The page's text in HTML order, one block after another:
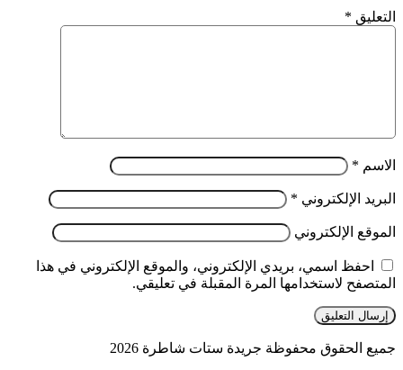
التعليق *
الاسم *
البريد الإلكتروني *
الموقع الإلكتروني
احفظ اسمي، بريدي الإلكتروني، والموقع الإلكتروني في هذا
المتصفح لاستخدامها المرة المقبلة في تعليقي.
جميع الحقوق محفوظة جريدة ستات شاطرة 2026